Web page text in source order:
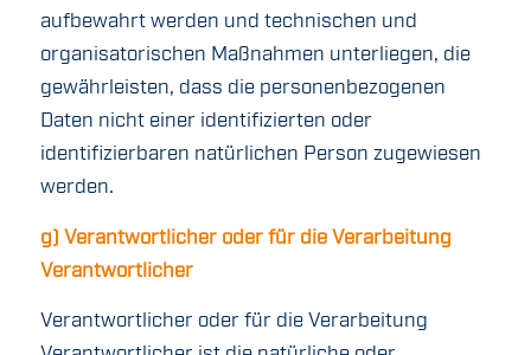
aufbewahrt werden und technischen und
organisatorischen Maßnahmen unterliegen, die
gewährleisten, dass die personenbezogenen
Daten nicht einer identifizierten oder
identifizierbaren natürlichen Person zugewiesen
werden.
g) Verantwortlicher oder für die Verarbeitung
Verantwortlicher
Verantwortlicher oder für die Verarbeitung